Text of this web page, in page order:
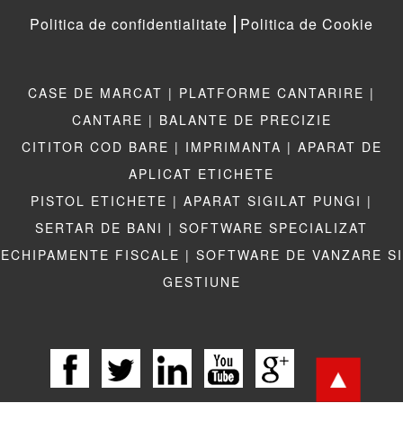
Politica de confidentialitate Politica de Cookie
CASE DE MARCAT | PLATFORME CANTARIRE |
CANTARE | BALANTE DE PRECIZIE
CITITOR COD BARE | IMPRIMANTA | APARAT DE
APLICAT ETICHETE
PISTOL ETICHETE | APARAT SIGILAT PUNGI |
SERTAR DE BANI | SOFTWARE SPECIALIZAT
ECHIPAMENTE FISCALE | SOFTWARE DE VANZARE SI
GESTIUNE